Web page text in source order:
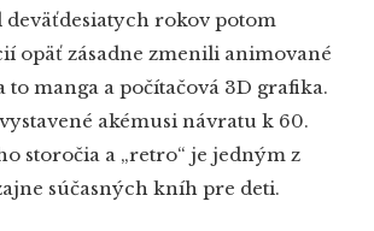
rokov potom
opäť zásadne zmenili animované
manga a počítačová 3D grafika.
akémusi návratu k 60.
storočia a „retro“ je jedným z
súčasných kníh pre deti.